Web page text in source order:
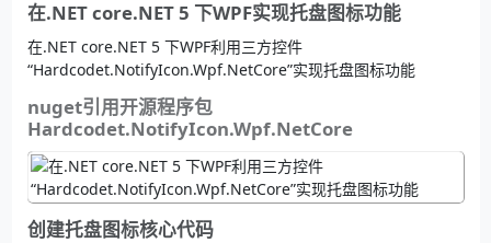
在.NET core.NET 5 下WPF实现托盘图标功能
在.NET core.NET 5 下WPF利用三方控件
“Hardcodet.NotifyIcon.Wpf.NetCore”实现托盘图标功能
nuget引用开源程序包
Hardcodet.NotifyIcon.Wpf.NetCore
创建托盘图标核心代码